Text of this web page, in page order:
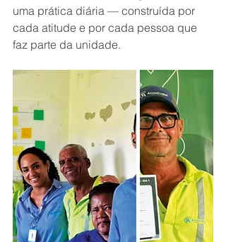
uma prática diária — construída por
cada atitude e por cada pessoa que
faz parte da unidade.